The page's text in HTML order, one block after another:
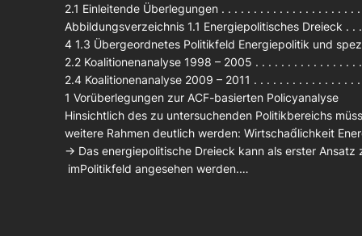
2.1 Einleitende Überlegungen . . . . . . . . . . . . . . . . . . . .
Abbildungsverzeichnis 1.1 Energiepolitisches Dreieck .
4 1.3 Übergeordnetes Politikfeld Energiepolitik und
2.2 Koalitionenanalyse 1998 – 2005 . . . . . . . . . . . . . . .
2.4 Koalitionenanalyse 2009 – 2011 . . . . . . . . . . . . . . . .
1 Vorüberlegungen zur ACF-basierten Policyanalyse
Hinsichtlich des zu untersuchenden Politikbereichs
weitere Rahmen deutlich werden: Wirtschalichkeit
→ Das energiepolitische Dreieck kann als erster
imPolitikfeld angesehen werden.…